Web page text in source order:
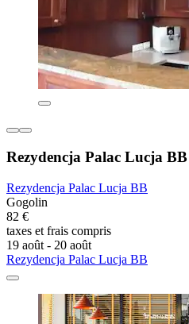
Rezydencja Palac Lucja BB
Rezydencja Palac Lucja BB
Gogolin
82 €
taxes et frais compris
19 août - 20 août
Rezydencja Palac Lucja BB